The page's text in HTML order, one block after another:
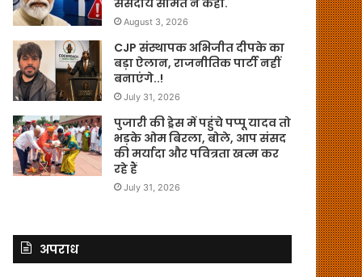
August 3, 2026
CJP संस्थापक अभिजीत दीपके का
बड़ा ऐलान, राजनीतिक पार्टी नहीं
बनाएंगे..!
July 31, 2026
पुजारी की ड्रेस में पहुंचे पप्पू यादव तो
भड़के ओम बिरला, बोले, आप संसद
की मर्यादा और पवित्रता खत्म कर
रहे हैं
July 31, 2026
अपराध